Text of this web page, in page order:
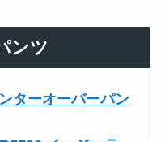
ンツ
ターオーバーパン